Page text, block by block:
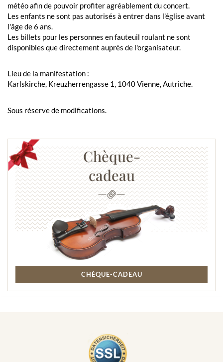
météo afin de pouvoir profiter agréablement du concert.
Les enfants ne sont pas autorisés à entrer dans l'église avant
l'âge de 6 ans.
Les billets pour les personnes en fauteuil roulant ne sont
disponibles que directement auprès de l'organisateur.
Lieu de la manifestation :
Karlskirche, Kreuzherrengasse 1, 1040 Vienne, Autriche.
Sous réserve de modifications.
Chèque-
cadeau
CHÈQUE-CADEAU